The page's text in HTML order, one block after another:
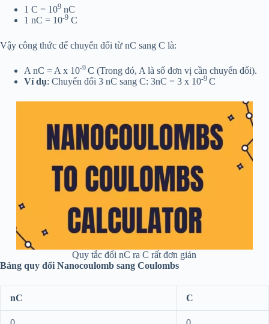
1 C = 109 nC
1 nC = 10-9 C
Vậy công thức để chuyển đổi từ nC sang C là:
A nC = A x 10-9 C (Trong đó, A là số đơn vị cần chuyển đổi).
Ví dụ: Chuyển đổi 3 nC sang C: 3nC = 3 x 10-9 C
Quy tắc đổi nC ra C rất đơn giản
Bảng quy đổi Nanocoulomb sang Coulombs
nC C